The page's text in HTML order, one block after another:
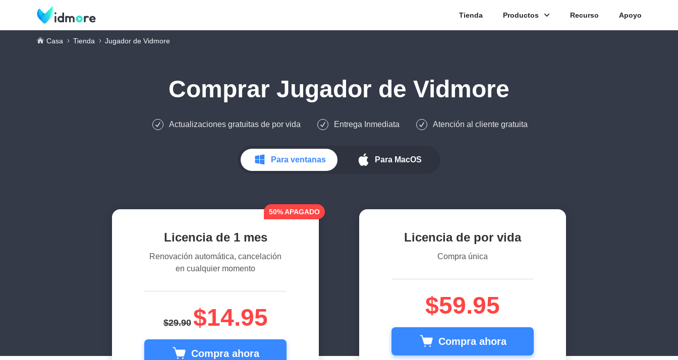
Tienda Productos Recurso Apoyo
Casa Tienda Jugador de Vidmore
Comprar Jugador de Vidmore
Actualizaciones gratuitas de por vida Entrega Inmediata Atención al cliente gratuita
Para ventanas Para MacOS
50% APAGADO
Licencia de 1 mes
Renovación automática, cancelación
en cualquier momento
$29.90 $14.95
Compra ahora
Licencia de por vida
Compra única
$59.95
Compra ahora